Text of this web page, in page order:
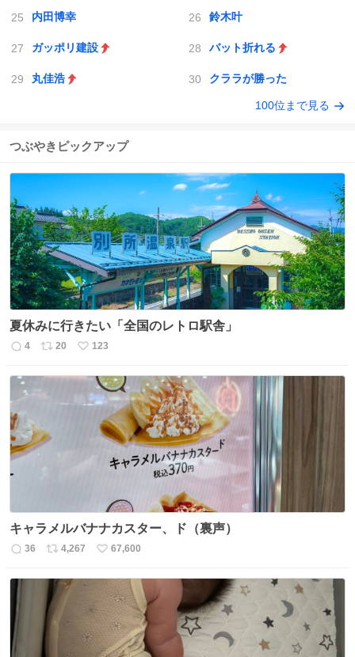
内田博幸 鈴木叶
ガッポリ建設 バット折れる
丸佳浩 クララが勝った
100位まで見る
つぶやきピックアップ
夏休みに行きたい「全国のレトロ駅舎」
返
4
リ
20
い
数
123
キャラメルバナナカスター、ド（裏声）
返
数
36
リ
ス
ト
数
4,267
い
67,600